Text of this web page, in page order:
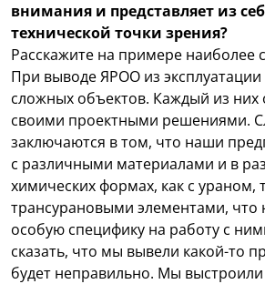
внимания и представляет из
технической точки зрения?
Расскажите на примере наиболее
При выводе ЯРОО из
сложных объектов. Каждый из них
своими проектными решениями.
заключаются в том, что наши
с различными материалами и в
химических формах, как с ураном,
трансурановыми элементами, что
особую специфику на работу с
сказать, что мы вывели какой-то
будет неправильно. Мы выстроили